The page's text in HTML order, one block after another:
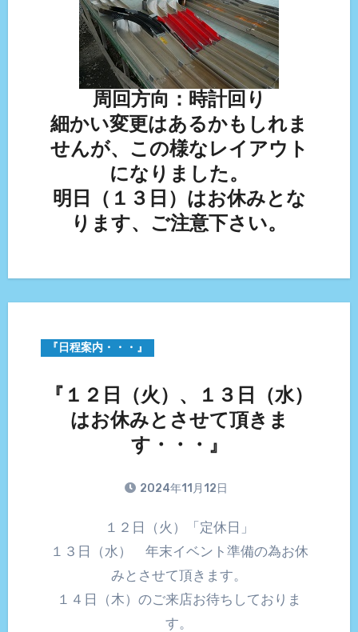
周回方向：時計回り
細かい変更はあるかもしれま
せんが、この様なレイアウト
になりました。
明日（１３日）はお休みとな
ります、ご注意下さい。
『日程案内・・・』
『１２日（火）、１３日（水）
はお休みとさせて頂きま
す・・・』
2024年11月12日
１２日（火）「定休日」
１３日（水） 年末イベント準備の為お休
みとさせて頂きます。
１４日（木）のご来店お待ちしておりま
す。